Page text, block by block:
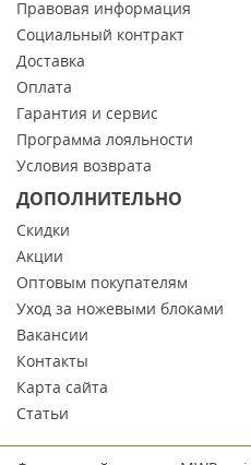
Правовая информация
Социальный контракт
Доставка
Оплата
Гарантия и сервис
Программа лояльности
Условия возврата
ДОПОЛНИТЕЛЬНО
Скидки
Акции
Оптовым покупателям
Уход за ножевыми блоками
Вакансии
Контакты
Карта сайта
Статьи